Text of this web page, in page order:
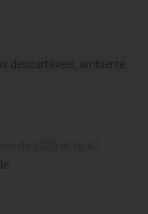
descartáveis, ambiente